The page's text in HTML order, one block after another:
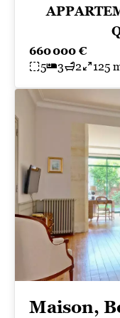
660 000 €
5
3 2 125
Maison,